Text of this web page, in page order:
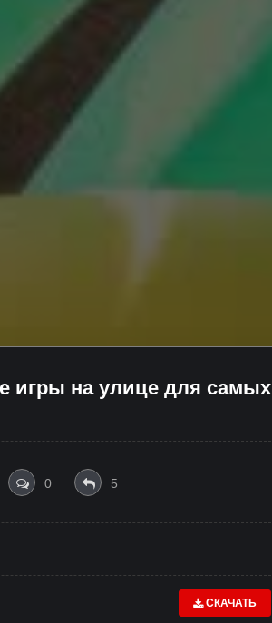
игры на улице для самых
0 5
СКАЧАТЬ